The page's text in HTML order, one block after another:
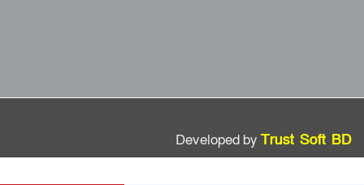
ইউক্রেইন?
Developed by Trust Soft BD